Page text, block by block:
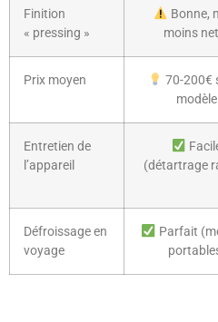
Finition
« pressing »
Bonne,
moins
Prix moyen
70-200€
modèle
Entretien de
l’appareil
(détartrage
Défroissage en
voyage
Parfait